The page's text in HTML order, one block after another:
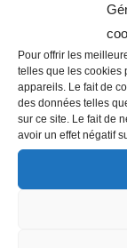
Pour offrir les
telles que les cookies
appareils. Le fait de
des données telles
sur ce site. Le fait de
avoir un effet négatif
Famille : F01
Diamètre : 50 mm
Filetage raccord :
Raccordement :